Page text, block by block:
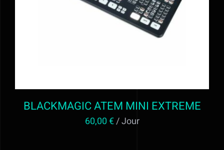
BLACKMAGIC ATEM MINI EXTREME
60,00€/ Jour